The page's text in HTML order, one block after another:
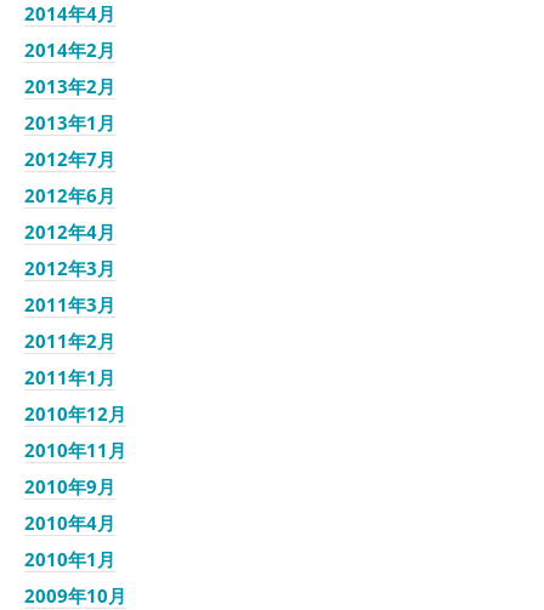
2014年4月
2014年2月
2013年2月
2013年1月
2012年7月
2012年6月
2012年4月
2012年3月
2011年3月
2011年2月
2011年1月
2010年12月
2010年11月
2010年9月
2010年4月
2010年1月
2009年10月